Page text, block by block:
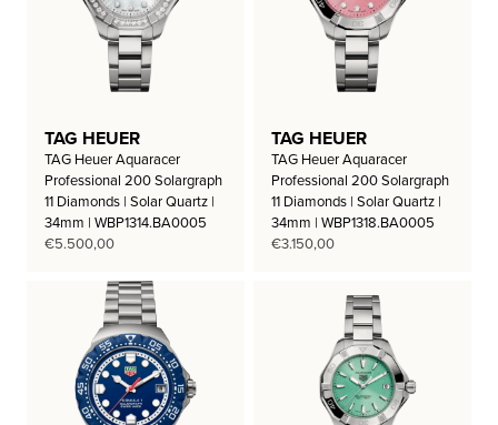
TAG HEUER
TAG Heuer Aquaracer
Professional 200 Solargraph
11 Diamonds | Solar Quartz |
34mm | WBP1314.BA0005
€5.500,00
TAG HEUER
TAG Heuer Aquaracer
Professional 200 Solargraph
11 Diamonds | Solar Quartz |
34mm | WBP1318.BA0005
€3.150,00